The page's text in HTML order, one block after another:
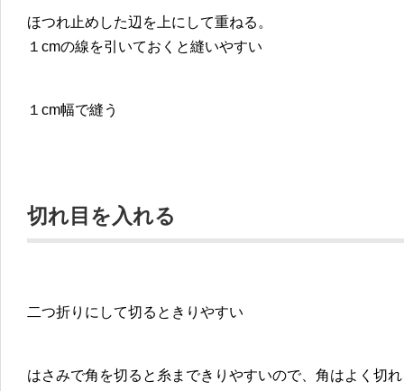
ほつれ止めした辺を上にして重ねる。
１cmの線を引いておくと縫いやすい
１cm幅で縫う
切れ目を入れる
二つ折りにして切るときりやすい
はさみで角を切ると糸まできりやすいので、角はよく切